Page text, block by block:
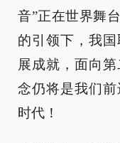
音”正在世界舞
的引领下，我
展成就，面向
念仍将是我们
时代！